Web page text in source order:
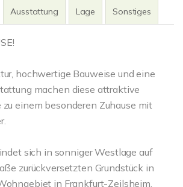
Ausstattung Lage Sonstiges
hochwertige Bauweise und eine
machen diese attraktive
einem besonderen Zuhause mit
sich in sonniger Westlage auf
zurückversetzten Grundstück in
in Frankfurt-Zeilsheim.